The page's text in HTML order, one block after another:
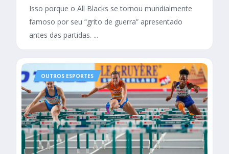
Isso porque o All Blacks se tornou mundialmente
famoso por seu “grito de guerra” apresentado
antes das partidas. ...
OUTROS ESPORTES